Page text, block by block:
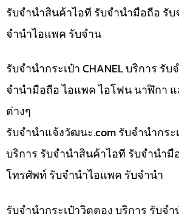
รับจำนำสินค้าไอที รับจำนำมือถือ รั
จำนำไอแพค รับจำน
รับจำนำกระเป๋า CHANEL บริการ รั
จำนำมือถือ ไอแพค ไอโฟน นาฬิกา
ต่างๆ
รับจํานําแจ้งวัฒนะ.com รับจำนำกระ
บริการ รับจำนำสินค้าไอที รับจำนำมื
โทรศัพท์ รับจำนำไอแพค รับจำนำ
รับจำนำกระเป๋าวิตตอง บริการ รับจ